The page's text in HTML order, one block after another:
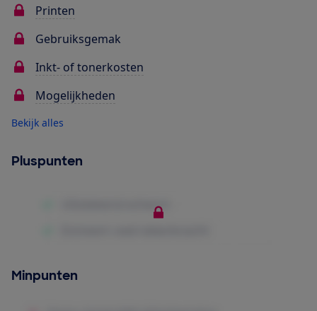
Printen
Gebruiksgemak
Inkt- of tonerkosten
Mogelijkheden
Bekijk alles
Pluspunten
Minpunten